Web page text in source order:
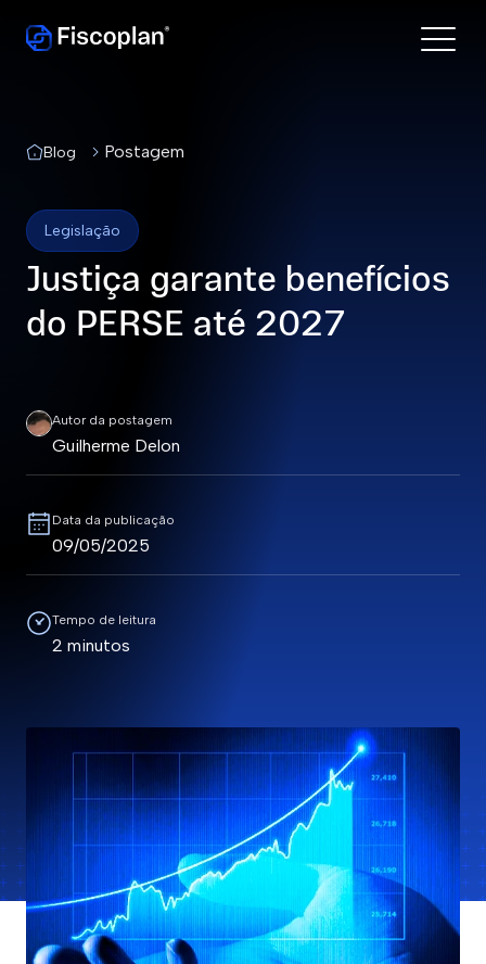
Blog Postagem
Legislação
Justiça garante benefícios
do PERSE até 2027
Autor da postagem
Guilherme Delon
Data da publicação
09/05/2025
Tempo de leitura
2 minutos